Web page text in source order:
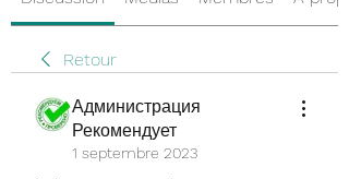
Retour
Администрация
Рекомендует
1 septembre 2023